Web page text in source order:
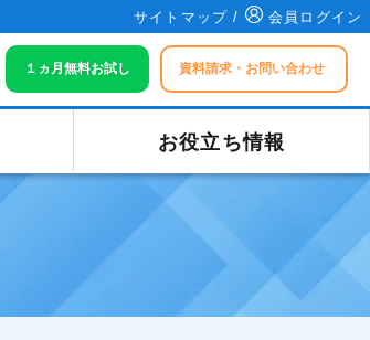
サイトマップ / 会員ログイン
１ヵ月無料お試し 資料請求・お問い合わせ
お役立ち情報